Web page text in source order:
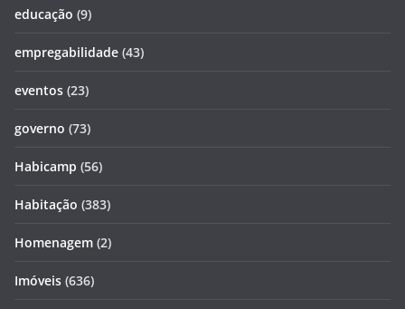
educação (9)
empregabilidade (43)
eventos (23)
governo (73)
Habicamp (56)
Habitação (383)
Homenagem (2)
Imóveis (636)